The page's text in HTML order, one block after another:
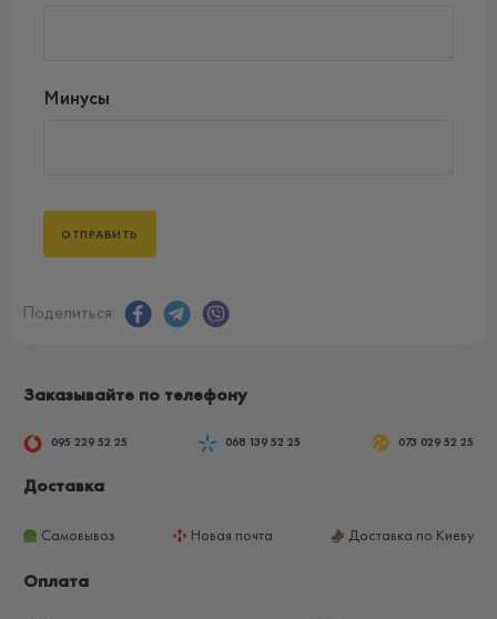
Минусы
Поделиться:
Заказывайте по телефону
095 229 52 25 068 139 52 25 073 029 52 25
Доставка
Самовывоз Новая почта Доставка по Киеву
Оплата